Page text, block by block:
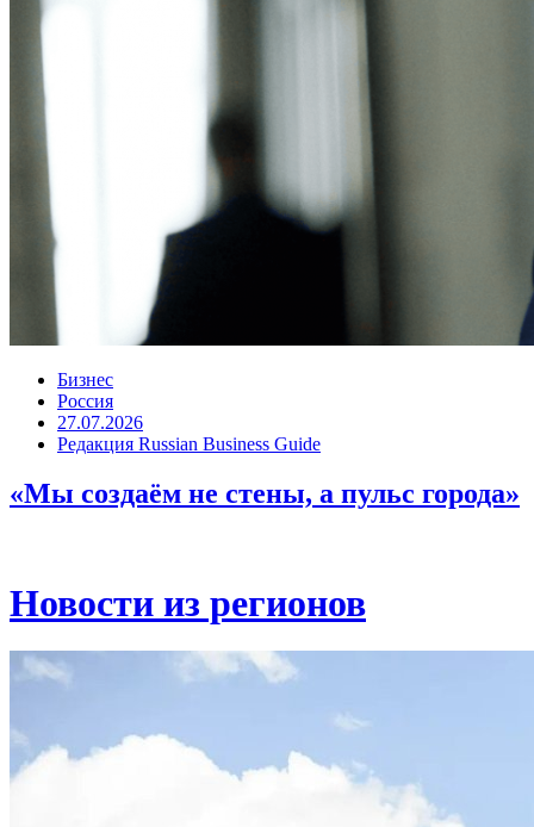
Бизнес
Россия
27.07.2026
Редакция Russian Business Guide
«Мы создаём не стены, а пульс города»
Новости из регионов